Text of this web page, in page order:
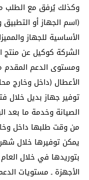
وكذلك يُرفق مع الطلب
(اسم الجهاز أو التطبيق
الأساسية للجهاز
الشركة كوكيل عن منتج
ومستوى الدعم المقدم
الأعطال (داخل وخارج
توفير جهاز بديل خلال
الصيانة وخدمة ما بعد
من وقت طلبها داخل
يمكن توفيرها خلال
بتوريدها في خلال
الأجهزة ـ مستويات